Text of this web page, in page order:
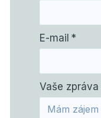
E-mail *
Vaše zpráva